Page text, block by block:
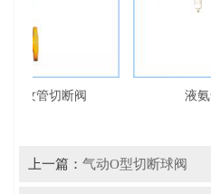
波纹管切断阀 液
上一篇： 气动O型切断球阀